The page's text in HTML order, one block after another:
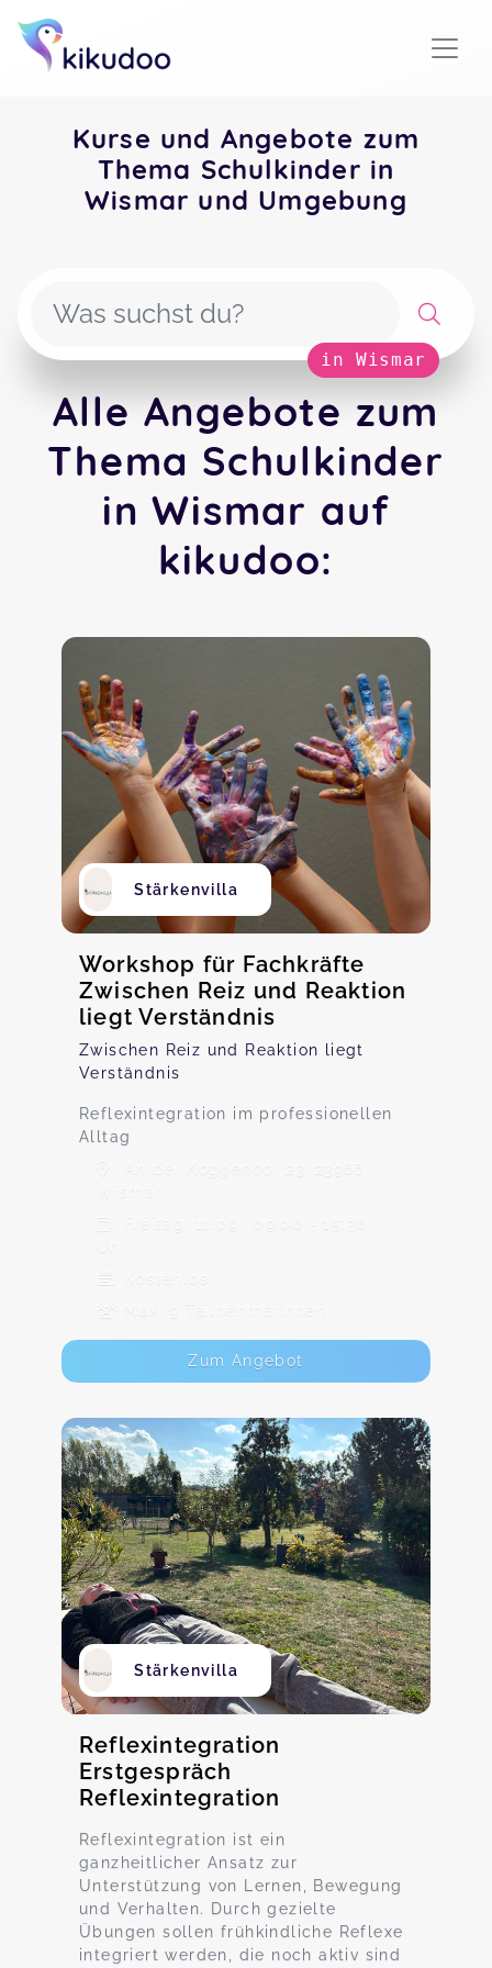
Kurse und Angebote zum
Thema Schulkinder in
Wismar und Umgebung
in Wismar
Alle Angebote zum
Thema Schulkinder
in Wismar auf
kikudoo:
Stärkenvilla
Workshop für Fachkräfte
Zwischen Reiz und Reaktion
liegt Verständnis
Zwischen Reiz und Reaktion liegt
Verständnis
Reflexintegration im professionellen
Alltag
An der Koggenoor 23, 23966
Wismar
Freitag, 11.09., 09:00 - 15:30
Max. 9 TeilnehmerInnen
Zum Angebot
Stärkenvilla
Reflexintegration
Erstgespräch
Reflexintegration
Reflexintegration ist ein
ganzheitlicher Ansatz zur
Unterstützung von Lernen, Bewegung
und Verhalten. Durch gezielte
Übungen sollen frühkindliche Reflexe
integriert werden, die noch aktiv sind